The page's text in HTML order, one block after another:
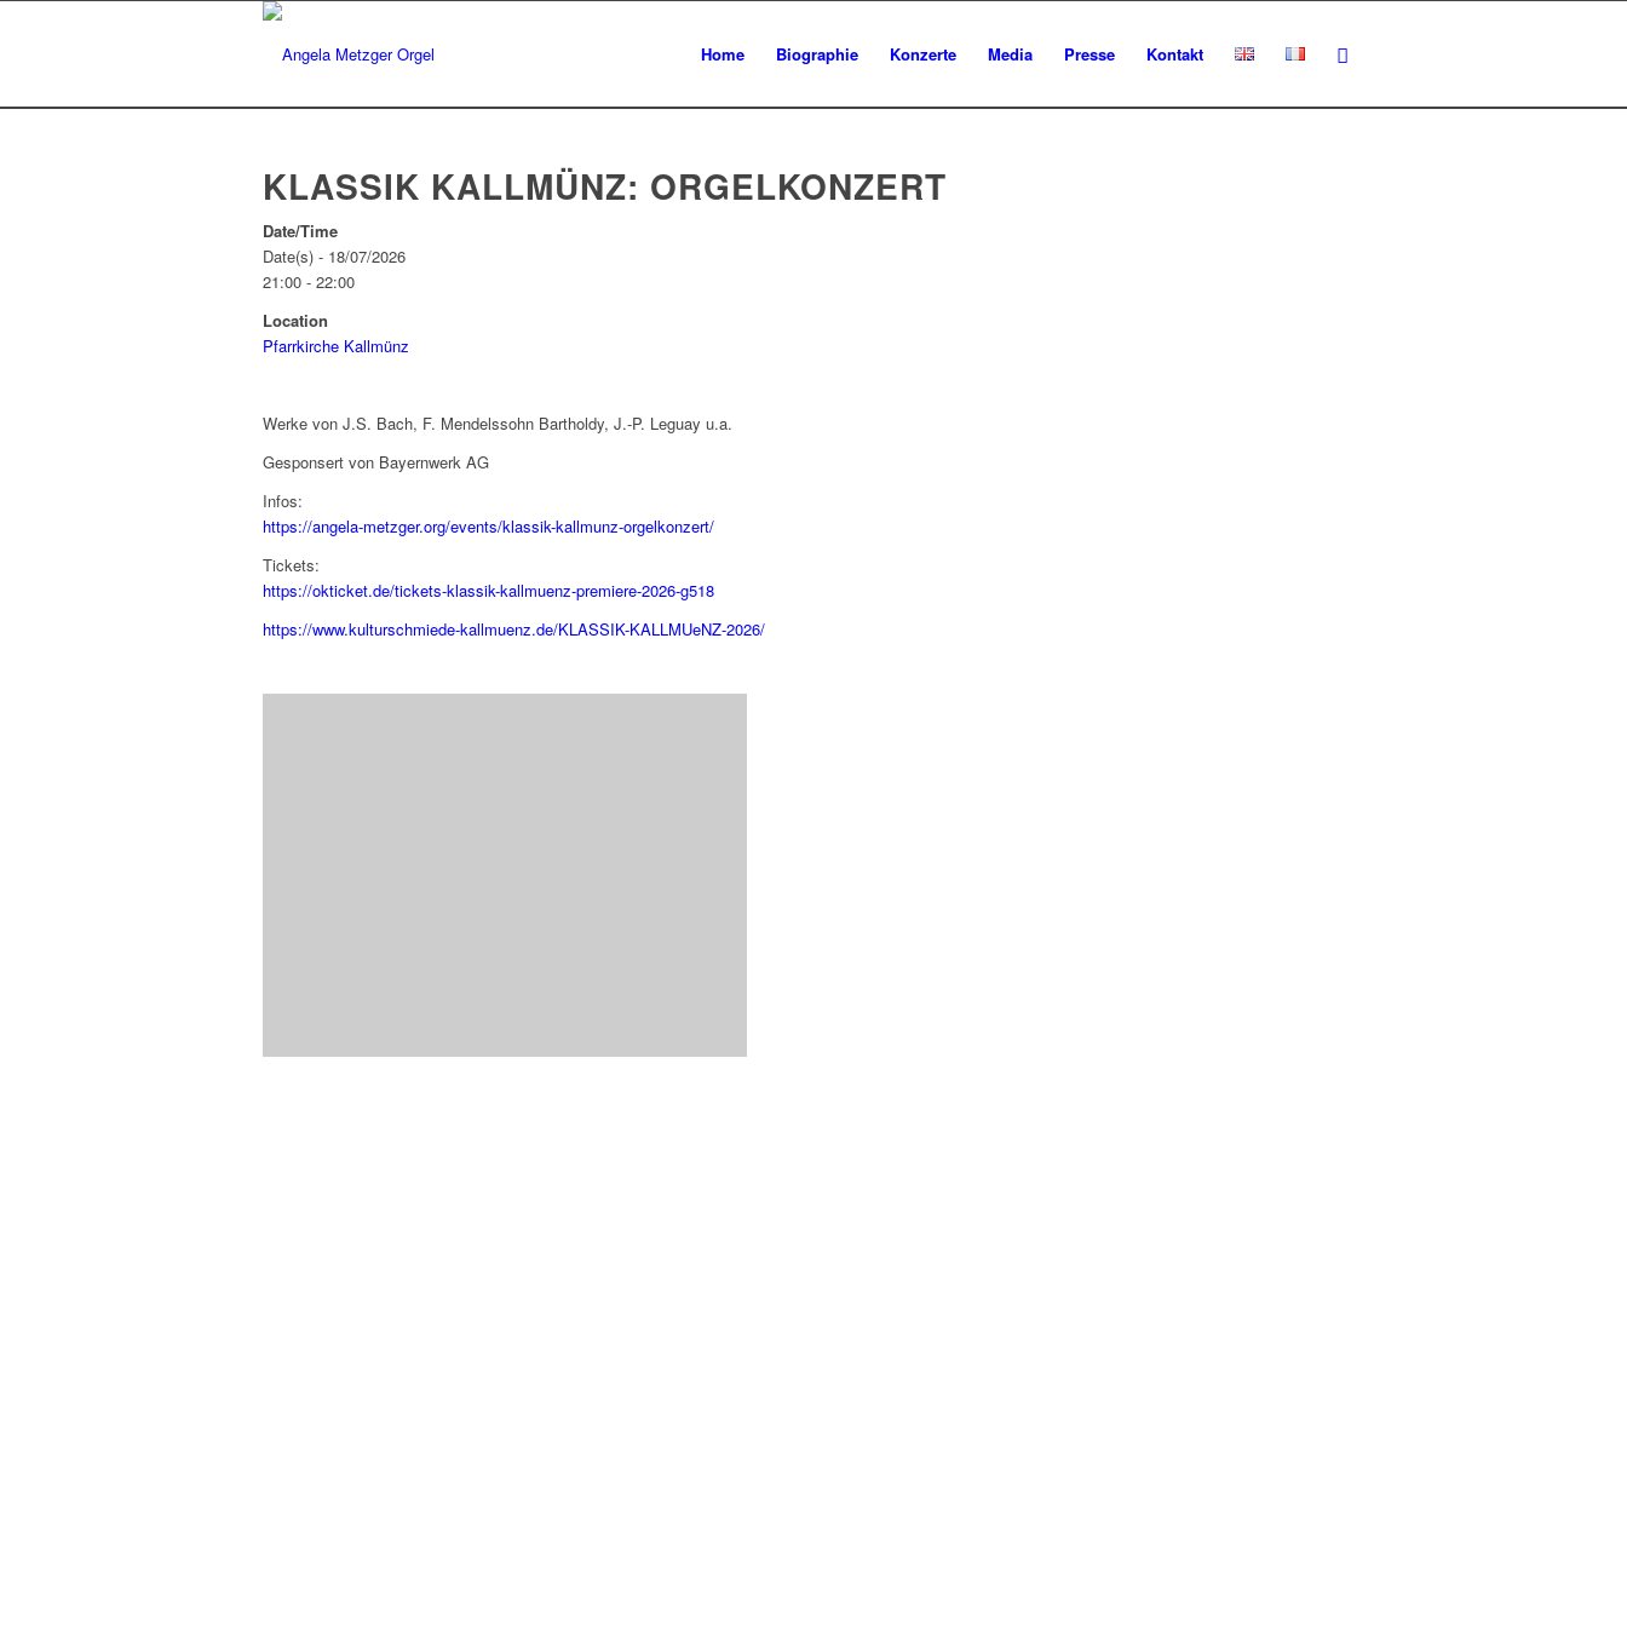
Home Biographie Konzerte Media Presse Kontakt
KLASSIK KALLMÜNZ: ORGELKONZERT
Date/Time
Date(s) - 18/07/2026
21:00 - 22:00
Location
Pfarrkirche Kallmünz
Werke von J.S. Bach, F. Mendelssohn Bartholdy, J.-P. Leguay u.a.
Gesponsert von Bayernwerk AG
Infos:
https://angela-metzger.org/events/klassik-kallmunz-orgelkonzert/
Tickets:
https://okticket.de/tickets-klassik-kallmuenz-premiere-2026-g518
https://www.kulturschmiede-kallmuenz.de/KLASSIK-KALLMUeNZ-2026/